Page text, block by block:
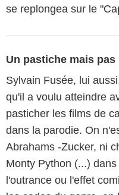
se replongea sur le
Un pastiche mais
Sylvain Fusée, lui
qu'il a voulu atteindre
pasticher les films de
dans la parodie. On
Abrahams -Zucker, ni
Monty Python (...)
l'outrance ou l'effet